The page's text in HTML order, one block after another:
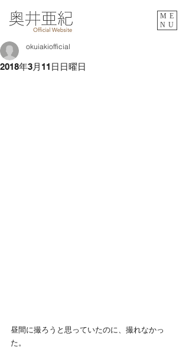
ME
NU
2018年3月11日日曜日
okuiakiofficial
昼間に撮ろうと思っていたのに、撮れなかっ
た。